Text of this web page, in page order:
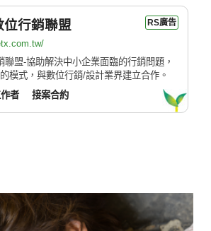
行銷聯盟 RS廣告
聯盟-協助解決中小企業面臨的行銷問題，
模式，與數位行銷/設計業界建立合作。
者 接案合約